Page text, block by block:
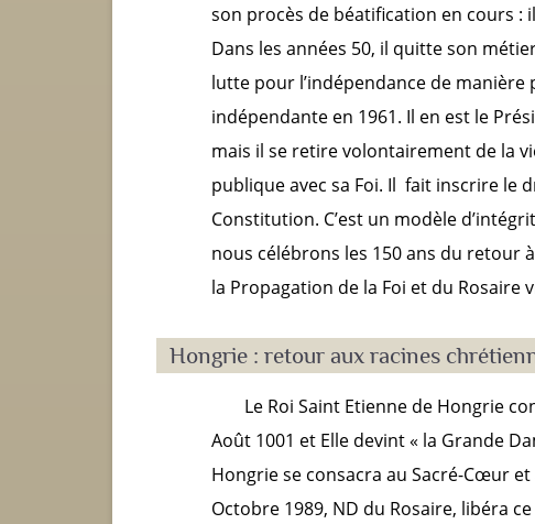
son procès de béatification en cours :
Dans les années 50, il quitte son
lutte pour l’indépendance de manière
indépendante en 1961. Il en est le
mais il se retire volontairement de la
publique avec sa Foi. Il fait inscrire le
Constitution. C’est un modèle
nous célébrons les 150 ans du retour
la Propagation de la Foi et du Rosaire
Hongrie : retour aux racines
Le Roi Saint Etienne de Hongrie
Août 1001 et Elle devint « la Grande
Hongrie se consacra au Sacré-Cœur
Octobre 1989, ND du Rosaire, libéra